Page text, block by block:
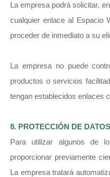
La empresa podrá solicitar,
cualquier enlace al Espacio
proceder de inmediato a su
La empresa no puede
productos o servicios
tengan establecidos enlaces
8. PROTECCIÓN DE DATOS
Para utilizar algunos de
proporcionar previamente
La empresa tratará